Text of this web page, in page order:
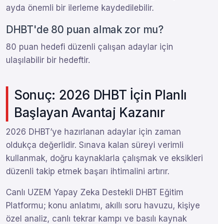
ayda önemli bir ilerleme kaydedilebilir.
DHBT'de 80 puan almak zor mu?
80 puan hedefi düzenli çalışan adaylar için
ulaşılabilir bir hedeftir.
Sonuç: 2026 DHBT İçin Planlı
Başlayan Avantaj Kazanır
2026 DHBT’ye hazırlanan adaylar için zaman
oldukça değerlidir. Sınava kalan süreyi verimli
kullanmak, doğru kaynaklarla çalışmak ve eksikleri
düzenli takip etmek başarı ihtimalini artırır.
Canlı UZEM Yapay Zeka Destekli DHBT Eğitim
Platformu; konu anlatımı, akıllı soru havuzu, kişiye
özel analiz, canlı tekrar kampı ve basılı kaynak